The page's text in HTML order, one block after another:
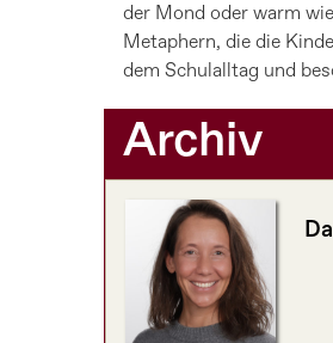
der Mond oder warm
Metaphern, die die
dem Schulalltag und
Archiv